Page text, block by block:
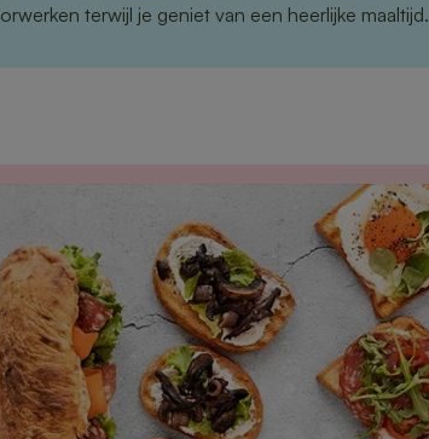
terwijl je geniet van een heerlijke maaltijd.